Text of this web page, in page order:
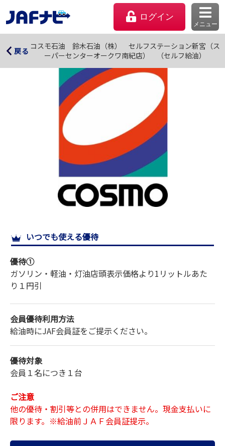
ログイン
メニュー
会員優待のご利用方法
サイトマップ
戻る コスモ石油 鈴木石油（株） セルフステーション新宮（ス
ーパーセンターオークワ南紀店） （セルフ給油）
コスモ石油 鈴木石油（株） セルフステーション新宮
（スーパーセンターオークワ南紀店） （セルフ給油）
いつでも使える優待
優待①
ガソリン・軽油・灯油店頭表示価格より1リットルあた
り １円引
会員優待利用方法
給油時にJAF会員証をご提示ください。
優待対象
会員１名につき１台
ご注意
他の優待・割引等との併用はできません。現金支払いに
限ります。※給油前ＪＡＦ会員証提示。